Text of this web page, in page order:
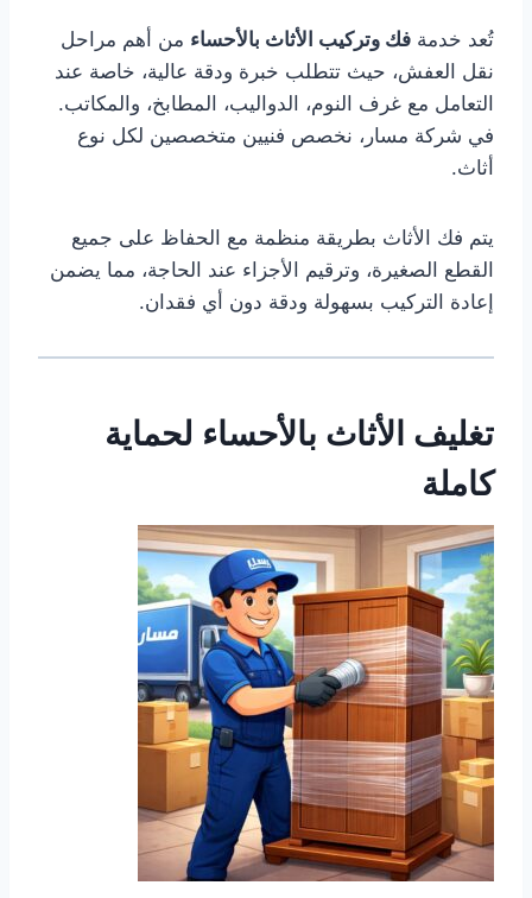
تُعد خدمة فك وتركيب الأثاث بالأحساء من أهم مراحل
نقل العفش، حيث تتطلب خبرة ودقة عالية، خاصة عند
التعامل مع غرف النوم، الدواليب، المطابخ، والمكاتب.
في شركة مسار، نخصص فنيين متخصصين لكل نوع
أثاث.
يتم فك الأثاث بطريقة منظمة مع الحفاظ على جميع
القطع الصغيرة، وترقيم الأجزاء عند الحاجة، مما يضمن
إعادة التركيب بسهولة ودقة دون أي فقدان.
تغليف الأثاث بالأحساء لحماية
كاملة